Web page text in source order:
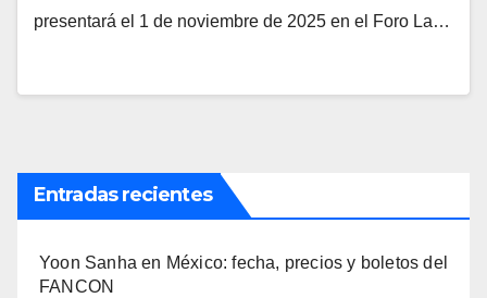
presentará el 1 de noviembre de 2025 en el Foro La…
Entradas recientes
Yoon Sanha en México: fecha, precios y boletos del
FANCON